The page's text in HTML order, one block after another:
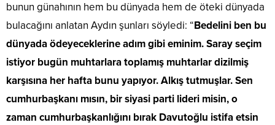
bunun günahının hem bu dünyada hem de öteki dünyada
bulacağını anlatan Aydın şunları söyledi: “Bedelini ben bu
dünyada ödeyeceklerine adım gibi eminim. Saray seçim
istiyor bugün muhtarlara toplamış muhtarlar dizilmiş
karşısına her hafta bunu yapıyor. Alkış tutmuşlar. Sen
cumhurbaşkanı mısın, bir siyasi parti lideri misin, o
zaman cumhurbaşkanlığını bırak Davutoğlu istifa etsin